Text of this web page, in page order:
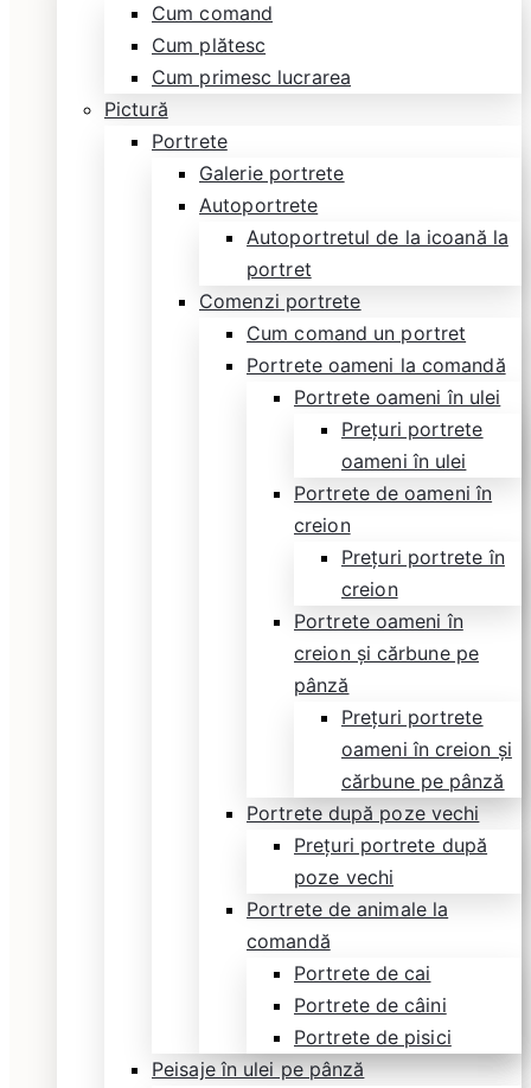
Cum comand
Cum plătesc
Cum primesc lucrarea
Pictură
Portrete
Galerie portrete
Autoportrete
Autoportretul de la icoană la
portret
Comenzi portrete
Cum comand un portret
Portrete oameni la comandă
Portrete oameni în ulei
Prețuri portrete
oameni în ulei
Portrete de oameni în
creion
Prețuri portrete în
creion
Portrete oameni în
creion și cărbune pe
pânză
Prețuri portrete
oameni în creion și
cărbune pe pânză
Portrete după poze vechi
Prețuri portrete după
poze vechi
Portrete de animale la
comandă
Portrete de cai
Portrete de câini
Portrete de pisici
Peisaje în ulei pe pânză